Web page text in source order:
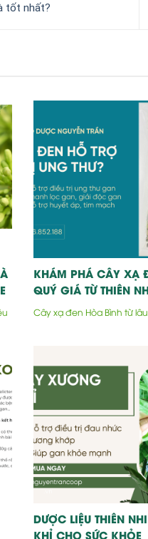
tốt nhất?
KHÁM PHÁ CÂY XẠ
QUÝ GIÁ TỪ THIÊN
Cây xạ đen Hòa Bình từ
DƯỢC LIỆU THIÊN
KHỈ CHO SỨC KHỎE